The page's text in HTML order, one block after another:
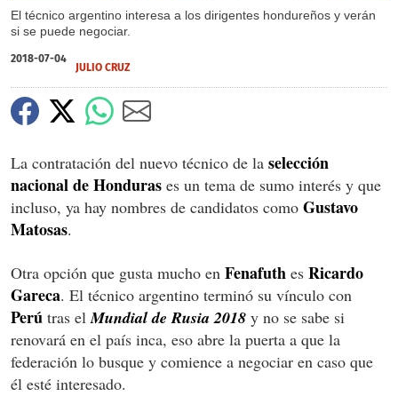
El técnico argentino interesa a los dirigentes hondureños y verán
si se puede negociar.
2018-07-04
JULIO CRUZ
La contratación del nuevo técnico de la selección
nacionaldeHonduras es un tema de sumo interés y que
incluso, ya hay nombres de candidatos como Gustavo
Matosas.
Otra opción que gusta mucho en Fenafuth es Ricardo
Gareca. El técnico argentino terminó su vínculo con
Perú tras elMundial de Rusia 2018 y no se sabe si
renovará en el país inca, eso abre la puerta a que la
federación lo busque y comience a negociar en caso que
él esté interesado.